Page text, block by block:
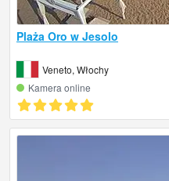
Plaża Oro w Jesolo
Veneto, Włochy
Kamera online